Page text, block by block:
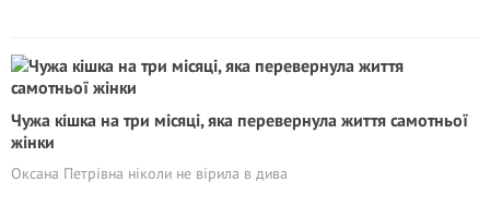
Чужа кішка на три місяці, яка перевернула життя самотньої
жінки
Оксана Петрівна ніколи не вірила в дива